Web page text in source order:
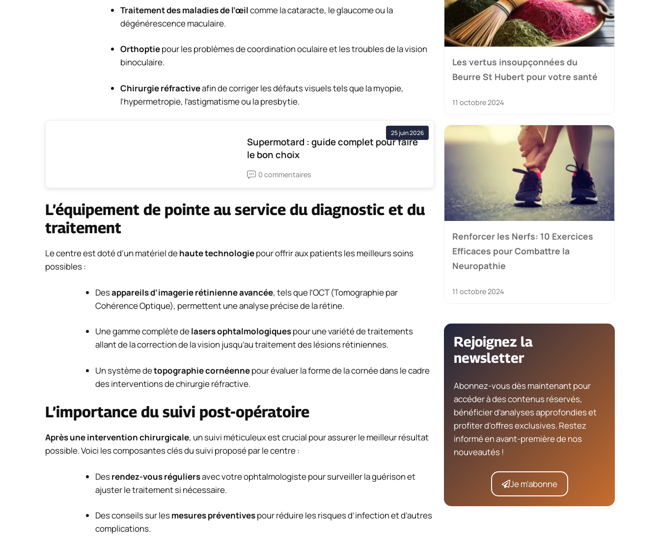
Traitement des maladies de l’œilcomme la cataracte, le glaucome ou la
dégénérescence maculaire.
Orthoptiepour les problèmes de coordination oculaire et les troubles de la vision
binoculaire.
Chirurgie réfractiveafin de corriger les défauts visuels tels que la myopie,
l’hypermetropie, l’astigmatisme ou la presbytie.
25 juin 2026
Supermotard : guide complet pour faire
le bon choix
0 commentaires
L’équipement de pointe au service du diagnostic et du
traitement
Le centre est doté d’un matériel dehaute technologiepour offrir aux patients les meilleurs soins
possibles :
Desappareils d’imagerie rétinienne avancée, tels que l’OCT (Tomographie par
Cohérence Optique), permettent une analyse précise de la rétine.
Une gamme complète delasers ophtalmologiquespour une variété de traitements
allant de la correction de la vision jusqu’au traitement des lésions rétiniennes.
Un système detopographie cornéennepour évaluer la forme de la cornée dans le cadre
des interventions de chirurgie réfractive.
L’importance du suivi post-opératoire
Après une intervention chirurgicale, un suivi méticuleux est crucial pour assurer le meilleur résultat
possible. Voici les composantes clés du suivi proposé par le centre :
Desrendez-vous réguliersavec votre ophtalmologiste pour surveiller la guérison et
ajuster le traitement si nécessaire.
Des conseils sur lesmesures préventivespour réduire les risques d’infection et d’autres
complications.
Les vertus insoupçonnées du
Beurre St Hubert pour votre santé
11 octobre 2024
Renforcer les Nerfs: 10 Exercices
Efficaces pour Combattre la
Neuropathie
11 octobre 2024
Rejoignez la
newsletter
Abonnez-vous dès maintenant pour
accéder à des contenus réservés,
bénéficier d’analyses approfondies et
profiter d’offres exclusives. Restez
informé en avant-première de nos
nouveautés !
Je m'abonne